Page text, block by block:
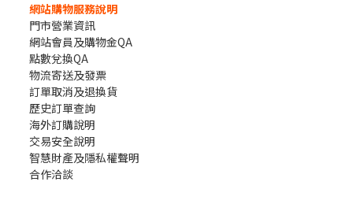
網站購物服務說明
門市營業資訊
網站會員及購物金QA
點數兌換QA
物流寄送及發票
訂單取消及退換貨
歷史訂單查詢
海外訂購說明
交易安全說明
智慧財產及隱私權聲明
合作洽談